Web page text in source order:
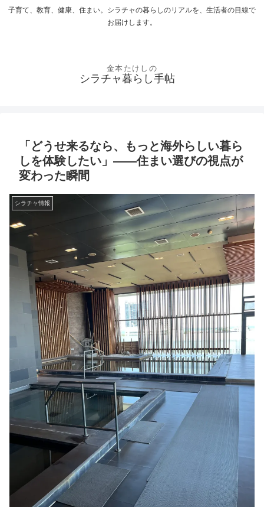
子育て、教育、健康、住まい。シラチャの暮らしのリアルを、生活者の目線で
お届けします。
シラチャ暮らし手帖
「どうせ来るなら、もっと海外らしい暮ら
しを体験したい」——住まい選びの視点が
変わった瞬間
シラチャ情報